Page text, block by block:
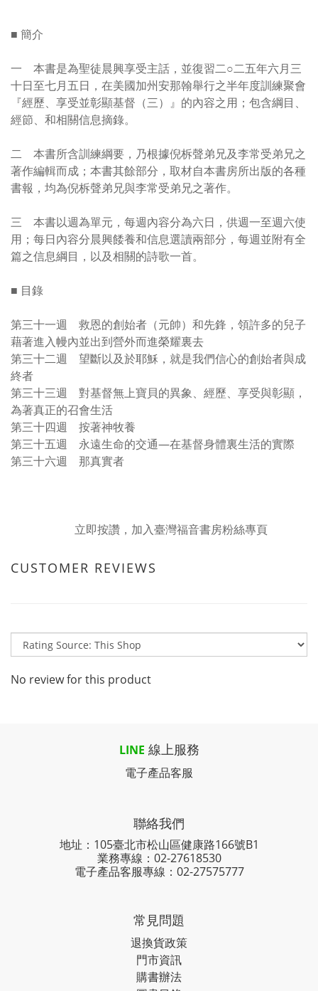
■ 簡介
一 本書是為聖徒晨興享受主話，並復習二○二五年六月三
十日至七月五日，在美國加州安那翰舉行之半年度訓練聚會
『經歷、享受並彰顯基督（三）』的內容之用；包含綱目、
經節、和相關信息摘錄。
二 本書所含訓練綱要，乃根據倪柝聲弟兄及李常受弟兄之
著作編輯而成；本書其餘部分，取材自本書房所出版的各種
書報，均為倪柝聲弟兄與李常受弟兄之著作。
三 本書以週為單元，每週內容分為六日，供週一至週六使
用；每日內容分晨興餧養和信息選讀兩部分，每週並附有全
篇之信息綱目，以及相關的詩歌一首。
■ 目錄
第三十一週 救恩的創始者（元帥）和先鋒，領許多的兒子
藉著進入幔內並出到營外而進榮耀裏去
第三十二週 望斷以及於耶穌，就是我們信心的創始者與成
終者
第三十三週 對基督無上寶貝的異象、經歷、享受與彰顯，
為著真正的召會生活
第三十四週 按著神牧養
第三十五週 永遠生命的交通—在基督身體裏生活的實際
第三十六週 那真實者
立即按讚，加入臺灣福音書房粉絲專頁
CUSTOMER REVIEWS
No review for this product
LINE 線上服務
電子產品客服
聯絡我們
地址：105臺北市松山區健康路166號B1
業務專線： 02-27618530
電子產品客服專線：02-27575777
常見問題
退換貨政策
門市資訊
購書辦法